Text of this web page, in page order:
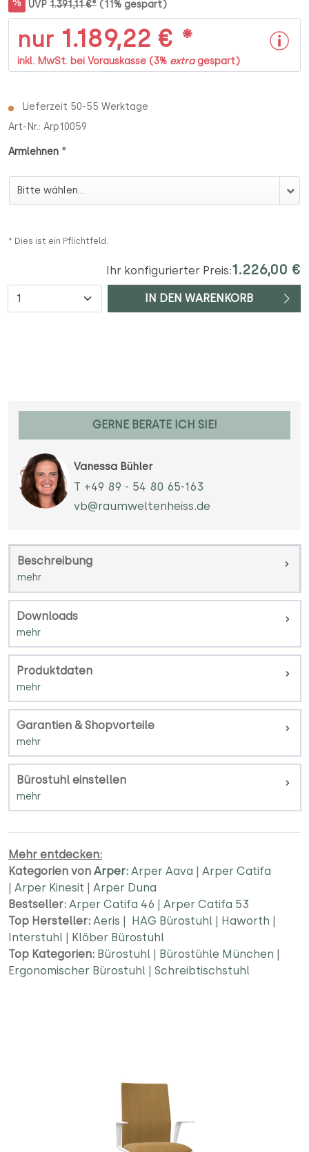
UVP 1.391,11 €* (11% gespart)
nur 1.189,22 € *
inkl. MwSt. bei Vorauskasse (3% extragespart)
Lieferzeit 50-55 Werktage
Art-Nr.: Arp10059
Armlehnen *
Armlehnen
* Dies ist ein Pflichtfeld.
Ihr konfigurierter Preis:1.226,00 €
Anzahl IN DEN WARENKORB
GERNE BERATE ICH SIE!
Vanessa Bühler
T +49 89 - 54 80 65-163
vb@raumweltenheiss.de
Beschreibung
Downloads
Produktdaten
Garantien & Shopvorteile
Bürostuhl einstellen
Mehr entdecken:
Kategorien von Arper: Arper Aava | Arper Catifa
| Arper Kinesit | Arper Duna
Bestseller: Arper Catifa 46 | Arper Catifa 53
Top Hersteller: Aeris | HAG Bürostuhl | Haworth |
Interstuhl | Klöber Bürostuhl
Top Kategorien: Bürostuhl | Bürostühle München |
Ergonomischer Bürostuhl | Schreibtischstuhl